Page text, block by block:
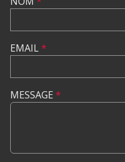
EMAIL*
MESSAGE *